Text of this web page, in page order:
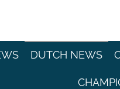
DUTCH NEWS